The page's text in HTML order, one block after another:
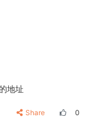
地址
Share 0